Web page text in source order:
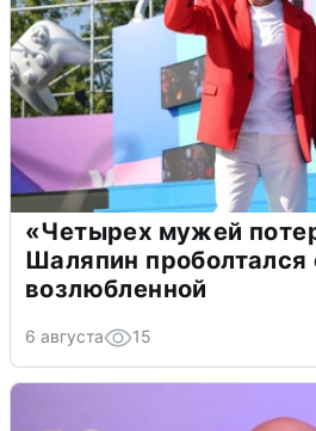
«Четырех мужей
Шаляпин проболтался
возлюбленной
6 августа 15